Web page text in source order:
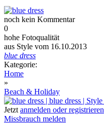
noch kein Kommentar
0
hohe Fotoqualität
aus Style vom 16.10.2013
blue dress
Kategorie:
Home
»
Beach & Holiday
Jetzt anmelden oder registrieren
Missbrauch melden